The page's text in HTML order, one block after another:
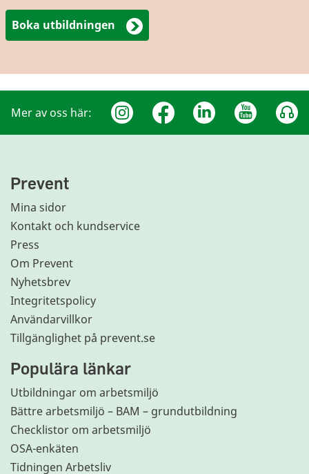
Boka utbildningen
Mer av oss här:
Prevent
Mina sidor
Kontakt och kundservice
Press
Om Prevent
Nyhetsbrev
Integritetspolicy
Användarvillkor
Tillgänglighet på prevent.se
Populära länkar
Utbildningar om arbetsmiljö
Bättre arbetsmiljö – BAM – grundutbildning
Checklistor om arbetsmiljö
OSA-enkäten
Tidningen Arbetsliv